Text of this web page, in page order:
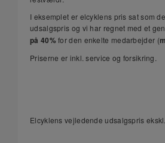
I eksemplet er elcyklens pris sat som
udsalgspris og vi har regnet med et
på 40%for den enkelte medarbejder (
Priserne er inkl. service og forsikring.
Elcyklens vejledende udsalgspris